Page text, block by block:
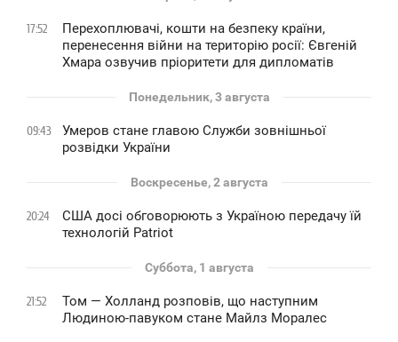
17:52
Перехоплювачі, кошти на безпеку країни,
перенесення війни на територію росії: Євгеній
Хмара озвучив пріоритети для дипломатів
Понедельник, 3 августа
09:43
Умеров стане главою Служби зовнішньої
розвідки України
Воскресенье, 2 августа
20:24
США досі обговорюють з Україною передачу їй
технологій Patriot
Суббота, 1 августа
21:52
Том — Холланд розповів, що наступним
Людиною-павуком стане Майлз Моралес